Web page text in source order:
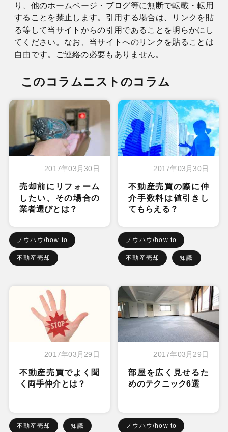
り、他のホームページ・ブログ等に無断で転載・転用
することを禁止します。引用する場合は、リンクを貼
る等して当サイトからの引用であることを明らかにし
てください。なお、当サイトへのリンクを貼ることは
自由です。ご連絡の必要もありません。
このコラムニストのコラム
2017年03月30日
売却前にリフォーム
したい、その場合の
業者選びとは？
ノウハウ/how to
不動産売却
2017年03月30日
不動産売買の際に仲
介手数料は値引きし
てもらえる？
ノウハウ/how to
不動産売却 知識
2017年03月29日
不動産売買でよく聞
く両手仲介とは？
不動産売却 知識
2017年03月29日
部屋を広く見せるた
めのテクニック6選
ノウハウ/how to